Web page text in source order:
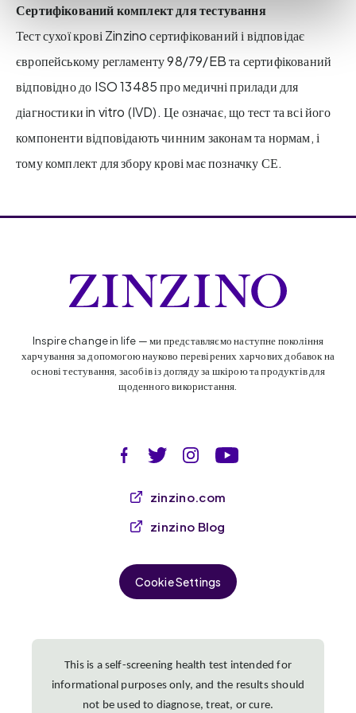
Сертифікований комплект для тестування
Тест сухої крові Zinzino сертифікований і відповідає
європейському регламенту 98/79/EB та сертифікований
відповідно до ISO 13485 про медичні прилади для
діагностики in vitro (IVD). Це означає, що тест та всі його
компоненти відповідають чинним законам та нормам, і
тому комплект для збору крові має позначку СЕ.
Inspire change in life — ми представляємо наступне покоління
харчування за допомогою науково перевірених харчових добавок на
основі тестування, засобів із догляду за шкірою та продуктів для
щоденного використання.
zinzino.com
zinzino Blog
Cookie Settings
This is a self-screening health test intended for
informational purposes only, and the results should
not be used to diagnose, treat, or cure.